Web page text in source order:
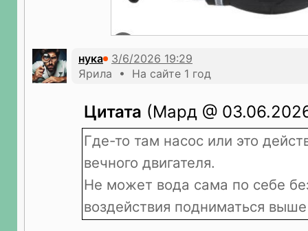
нука
Ярила • На сайте 1 год
Цитата (Мард @
Где-то там насос или это
вечного двигателя.
Не может вода сама по себе
воздействия подниматься